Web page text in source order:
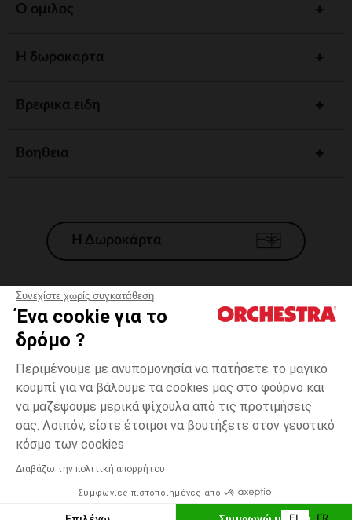
Συνεχίστε χωρίς συγκατάθεση
Ένα cookie για το
δρόμο ?
Περιμένουμε με ανυπομονησία να πατήσετε το μαγικό
κουμπί για να βάλουμε τα cookies μας στο φούρνο και
να μαζέψουμε μερικά ψίχουλα από τις προτιμήσεις
σας. Λοιπόν, είστε έτοιμοι να βουτήξετε στον γευστικό
κόσμο των cookies
Διαβάζω την πολιτική απορρήτου
Συμφωνίες πιστοποιημένες από
Εκρού
15-
Δυνατότητα πληρωμής με
ΠΡΟΣΘΉΚΗ ΣΤΟ ΚΑΛΆΘΙ
Ο ομιλος
Η δωροκαρτα
Βρεφικα ειδη
Βοηθεια
Η Δωροκάρτα
Γενικοί 'Οροι Πώλησης
*Εμπορικες προσφορες
Προσωπικά δεδομένα
Διαχείρηση των cookies
Προσβασιμότητα: μη συμμορφούμενη
H Orchestra συμμετέχει στον κωδικά δεοντολογίας και στο σύστημα
μεσολάβησης της Γαλλικής Ομοσπονδίας Ηλεκτρονικού Εμπορίου.